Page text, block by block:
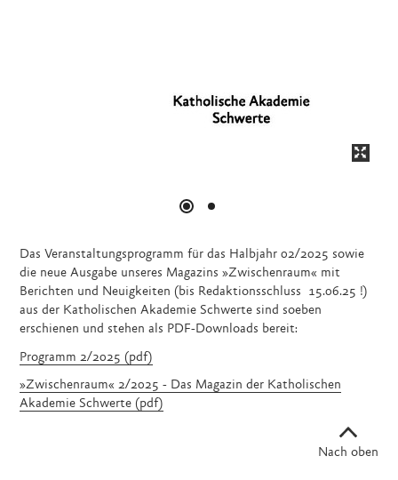
Das Veranstaltungsprogramm für das Halbjahr 02/2025 sowie
die neue Ausgabe unseres Magazins »Zwischenraum« mit
Berichten und Neuigkeiten (bis Redaktionsschluss 15.06.25 !)
aus der Katholischen Akademie Schwerte sind soeben
erschienen und stehen als PDF-Downloads bereit:
Programm 2/2025 (pdf)
»Zwischenraum« 2/2025 - Das Magazin der Katholischen
Akademie Schwerte (pdf)
Nach oben